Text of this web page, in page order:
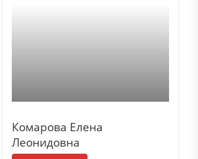
Комарова Елена
Леонидовна